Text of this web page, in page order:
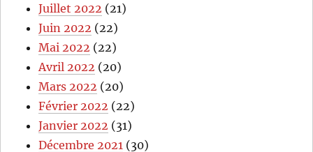
Juillet 2022 (21)
Juin 2022 (22)
Mai 2022 (22)
Avril 2022 (20)
Mars 2022 (20)
Février 2022 (22)
Janvier 2022 (31)
Décembre 2021 (30)